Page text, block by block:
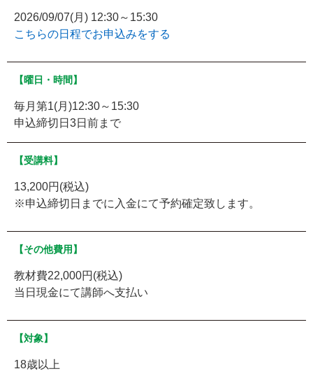
2026/09/07(月) 12:30～15:30
こちらの日程でお申込みをする
【曜日・時間】
毎月第1(月)12:30～15:30
申込締切日3日前まで
【受講料】
13,200円(税込)
※申込締切日までに入金にて予約確定致します。
【その他費用】
教材費22,000円(税込)
当日現金にて講師へ支払い
【対象】
18歳以上